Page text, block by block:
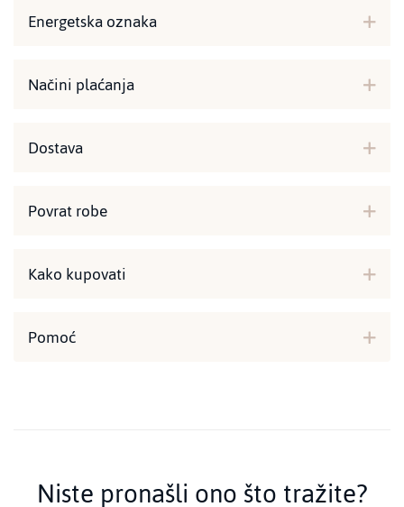
Energetska oznaka
Načini plaćanja
Dostava
Povrat robe
Kako kupovati
Pomoć
Niste pronašli ono što tražite?